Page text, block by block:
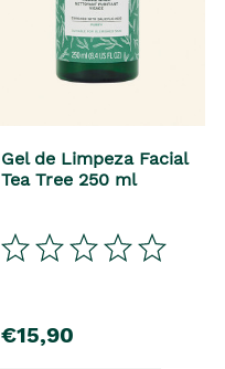
Gel de Limpeza Facial
Tea Tree 250 ml
€15,90